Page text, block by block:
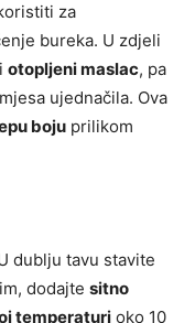
za
bureka. U zdjeli
i otopljeni maslac, pa
ujednačila. Ova
boju prilikom
dublju tavu stavite
dodajte sitno
temperaturi oko 10